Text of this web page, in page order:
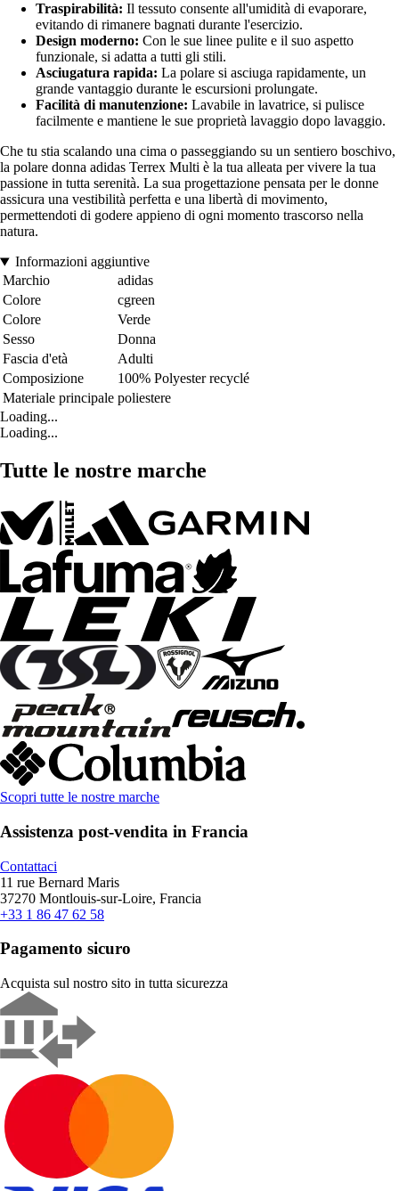
Traspirabilità: Il tessuto consente all'umidità di evaporare,
evitando di rimanere bagnati durante l'esercizio.
Design moderno: Con le sue linee pulite e il suo aspetto
funzionale, si adatta a tutti gli stili.
Asciugatura rapida: La polare si asciuga rapidamente, un
grande vantaggio durante le escursioni prolungate.
Facilità di manutenzione: Lavabile in lavatrice, si pulisce
facilmente e mantiene le sue proprietà lavaggio dopo lavaggio.
Che tu stia scalando una cima o passeggiando su un sentiero boschivo,
la polare donna adidas Terrex Multi è la tua alleata per vivere la tua
passione in tutta serenità. La sua progettazione pensata per le donne
assicura una vestibilità perfetta e una libertà di movimento,
permettendoti di godere appieno di ogni momento trascorso nella
natura.
Informazioni aggiuntive
Marchio
adidas
Colore
cgreen
Colore
Verde
Sesso
Donna
Fascia d'età
Adulti
Composizione
100% Polyester recyclé
Materiale principale poliestere
Loading...
Loading...
Tutte le nostre marche
Scopri tutte le nostre marche
Assistenza post-vendita in Francia
Contattaci
11 rue Bernard Maris
37270 Montlouis-sur-Loire, Francia
+33 1 86 47 62 58
Pagamento sicuro
Acquista sul nostro sito in tutta sicurezza